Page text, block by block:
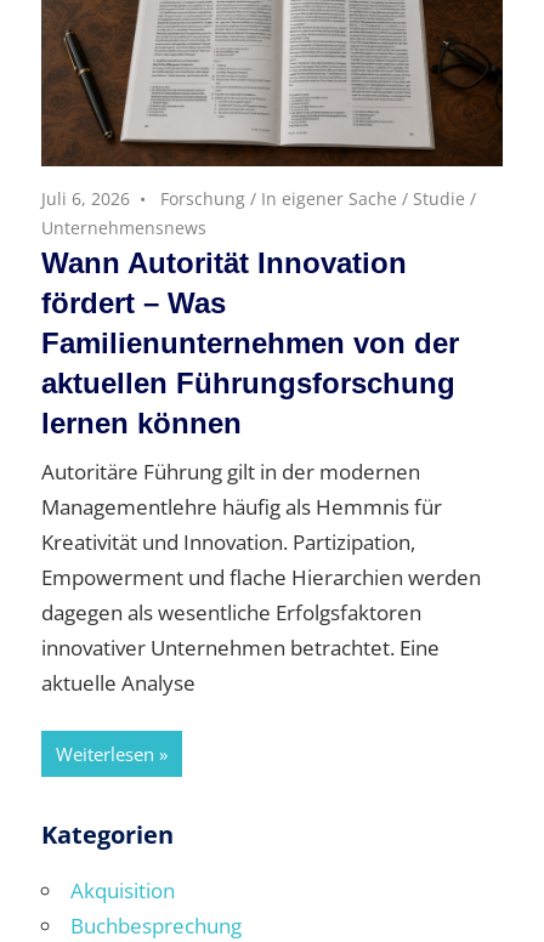
Juli 6, 2026 Forschung / In eigener Sache / Studie /
Unternehmensnews
Wann Autorität Innovation
fördert – Was
Familienunternehmen von der
aktuellen Führungsforschung
lernen können
Autoritäre Führung gilt in der modernen
Managementlehre häufig als Hemmnis für
Kreativität und Innovation. Partizipation,
Empowerment und flache Hierarchien werden
dagegen als wesentliche Erfolgsfaktoren
innovativer Unternehmen betrachtet. Eine
aktuelle Analyse
Weiterlesen
Kategorien
Akquisition
Buchbesprechung